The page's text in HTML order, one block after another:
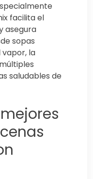
facilita el
asegura
sopas
la
saludables de